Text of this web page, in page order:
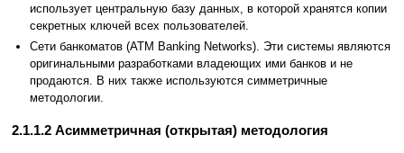
использует центральную базу данных, в которой хранятся копии
секретных ключей всех пользователей.
Сети банкоматов (ATM Banking Networks). Эти системы являются
оригинальными разработками владеющих ими банков и не
продаются. В них также используются симметричные
методологии.
2.1.1.2 Асимметричная (открытая) методология